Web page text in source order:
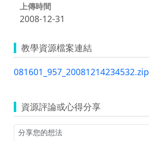
上傳時間
2008-12-31
教學資源檔案連結
081601_957_20081214234532.zip
資源評論或心得分享